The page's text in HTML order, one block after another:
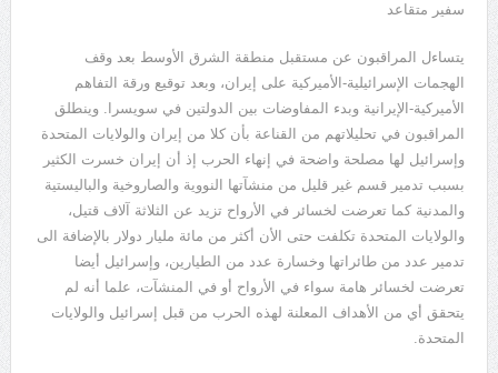
سفير متقاعد
يتساءل المراقبون عن مستقبل منطقة الشرق الأوسط بعد وقف
الهجمات الإسرائيلية-الأميركية على إيران، وبعد توقيع ورقة التفاهم
الأميركية-الإيرانية وبدء المفاوضات بين الدولتين في سويسرا. وينطلق
المراقبون في تحليلاتهم من القناعة بأن كلا من إيران والولايات المتحدة
وإسرائيل لها مصلحة واضحة في إنهاء الحرب إذ أن إيران خسرت الكثير
بسبب تدمير قسم غير قليل من منشآتها النووية والصاروخية والباليستية
والمدنية كما تعرضت لخسائر في الأرواح تزيد عن الثلاثة آلاف قتيل،
والولايات المتحدة تكلفت حتى الأن أكثر من مائة مليار دولار بالإضافة الى
تدمير عدد من طائراتها وخسارة عدد من الطيارين، وإسرائيل أيضا
تعرضت لخسائر هامة سواء في الأرواح أو في المنشآت، علما أنه لم
يتحقق أي من الأهداف المعلنة لهذه الحرب من قبل إسرائيل والولايات
المتحدة.